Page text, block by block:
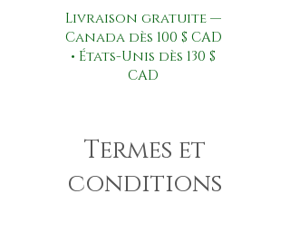
Livraison gratuite —
Canada dès 100 $ CAD
• États-Unis dès 130 $
CAD
Termes et
conditions